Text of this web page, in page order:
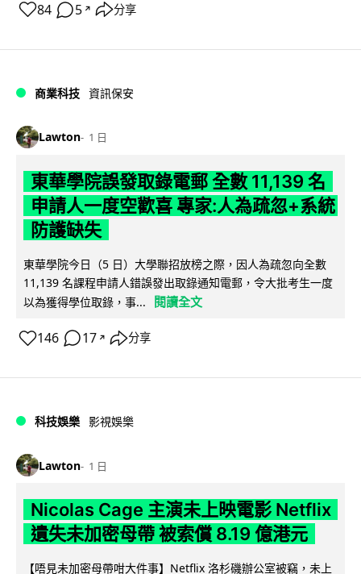
84 5 ↗ 分享
商業科技 資訊保安
Lawton 1 日
東華學院誤發取錄電郵 全數 11,139 名
申請人一度空歡喜 專家:人為疏忽+系統
防護缺失
東華學院今日（5 日）大學聯招放榜之際，因人為疏忽向全數
11,139 名課程申請人錯誤發出取錄通知電郵，令大批考生一度
以為獲得學位取錄，事...
閱讀全文
146 17 ↗ 分享
科技娛樂 影視娛樂
Lawton 1 日
Nicolas Cage 主演未上映電影 Netflix
遺失未加密母帶 被索償 8.19 億港元
【唔見未加密母帶咁大件事】Netflix 洛杉磯辦公室被竊，未上